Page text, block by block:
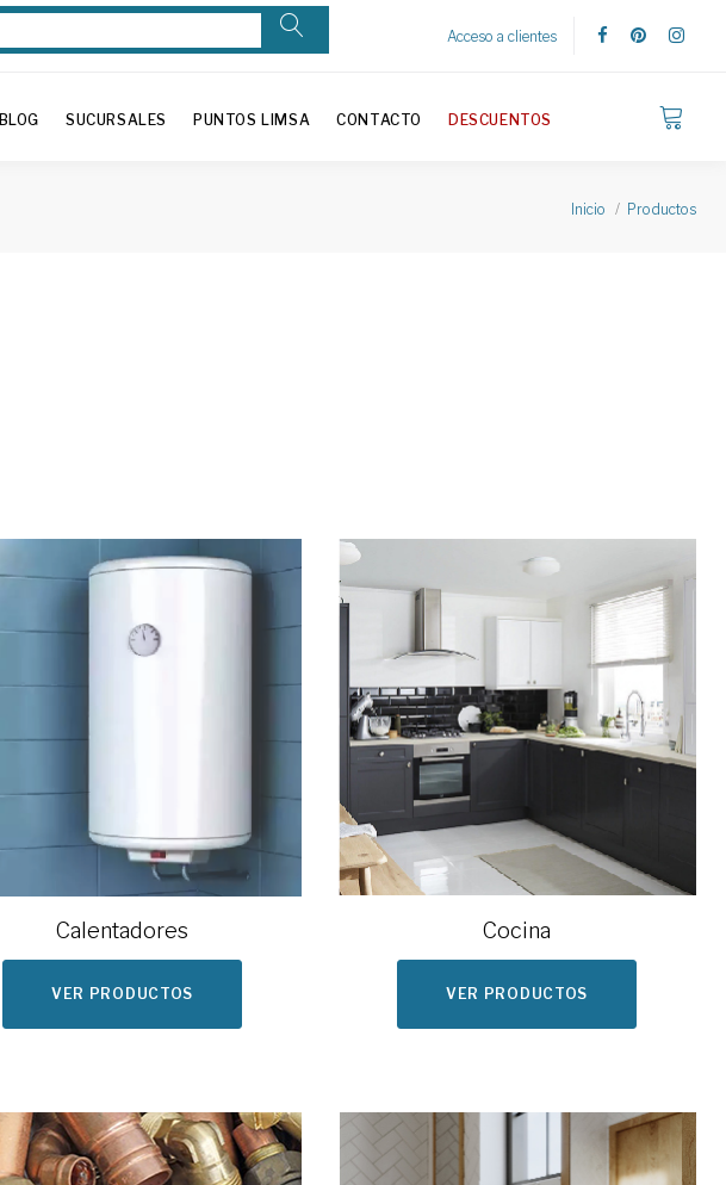
Acceso a clientes
BLOG SUCURSALES PUNTOS LIMSA CONTACTO DESCUENTOS
Inicio Productos
Calentadores
VER PRODUCTOS
Cocina
VER PRODUCTOS